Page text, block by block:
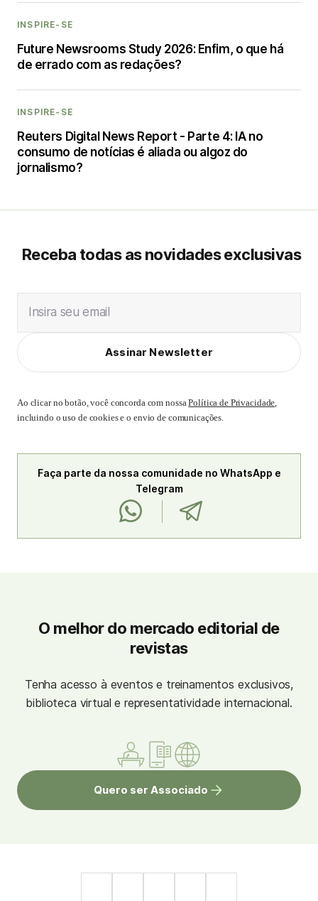
INSPIRE-SE
Future Newsrooms Study 2026: Enfim, o que há
de errado com as redações?
INSPIRE-SE
Reuters Digital News Report - Parte 4: IA no
consumo de notícias é aliada ou algoz do
jornalismo?
Receba todas as novidades exclusivas
Insira seu email
Assinar Newsletter
Ao clicar no botão, você concorda com nossaPolítica de Privacidade,
incluindo o uso de cookies e o envio de comunicações.
Faça parte da nossa comunidade no WhatsApp e
Telegram
O melhor do mercado editorial de
revistas
Tenha acesso à eventos e treinamentos exclusivos,
biblioteca virtual e representatividade internacional.
Quero ser Associado